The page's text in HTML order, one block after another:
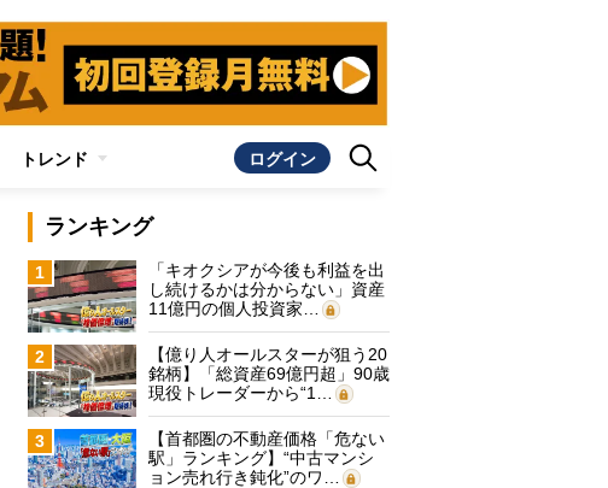
トレンド ログイン
ランキング
1
「キオクシアが今後も利益を出
し続けるかは分からない」資産
11億円の個人投資家…
2
【億り人オールスターが狙う20
銘柄】「総資産69億円超」90歳
現役トレーダーから“1…
3
【首都圏の不動産価格「危ない
駅」ランキング】“中古マンシ
ョン売れ行き鈍化”のワ…